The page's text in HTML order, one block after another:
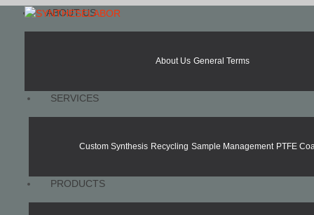
ABOUT US
About Us General Terms
SERVICES
Custom Synthesis Recycling Sample Management PTFE
PRODUCTS